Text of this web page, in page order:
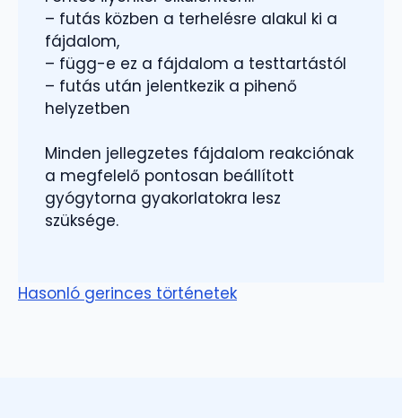
– futás közben a terhelésre alakul ki a
fájdalom,
– függ-e ez a fájdalom a testtartástól
– futás után jelentkezik a pihenő
helyzetben
Minden jellegzetes fájdalom reakciónak
a megfelelő pontosan beállított
gyógytorna gyakorlatokra lesz
szüksége.
Hasonló gerinces történetek